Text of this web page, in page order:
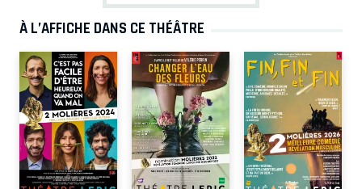
À L’AFFICHE DANS CE THÉÂTRE